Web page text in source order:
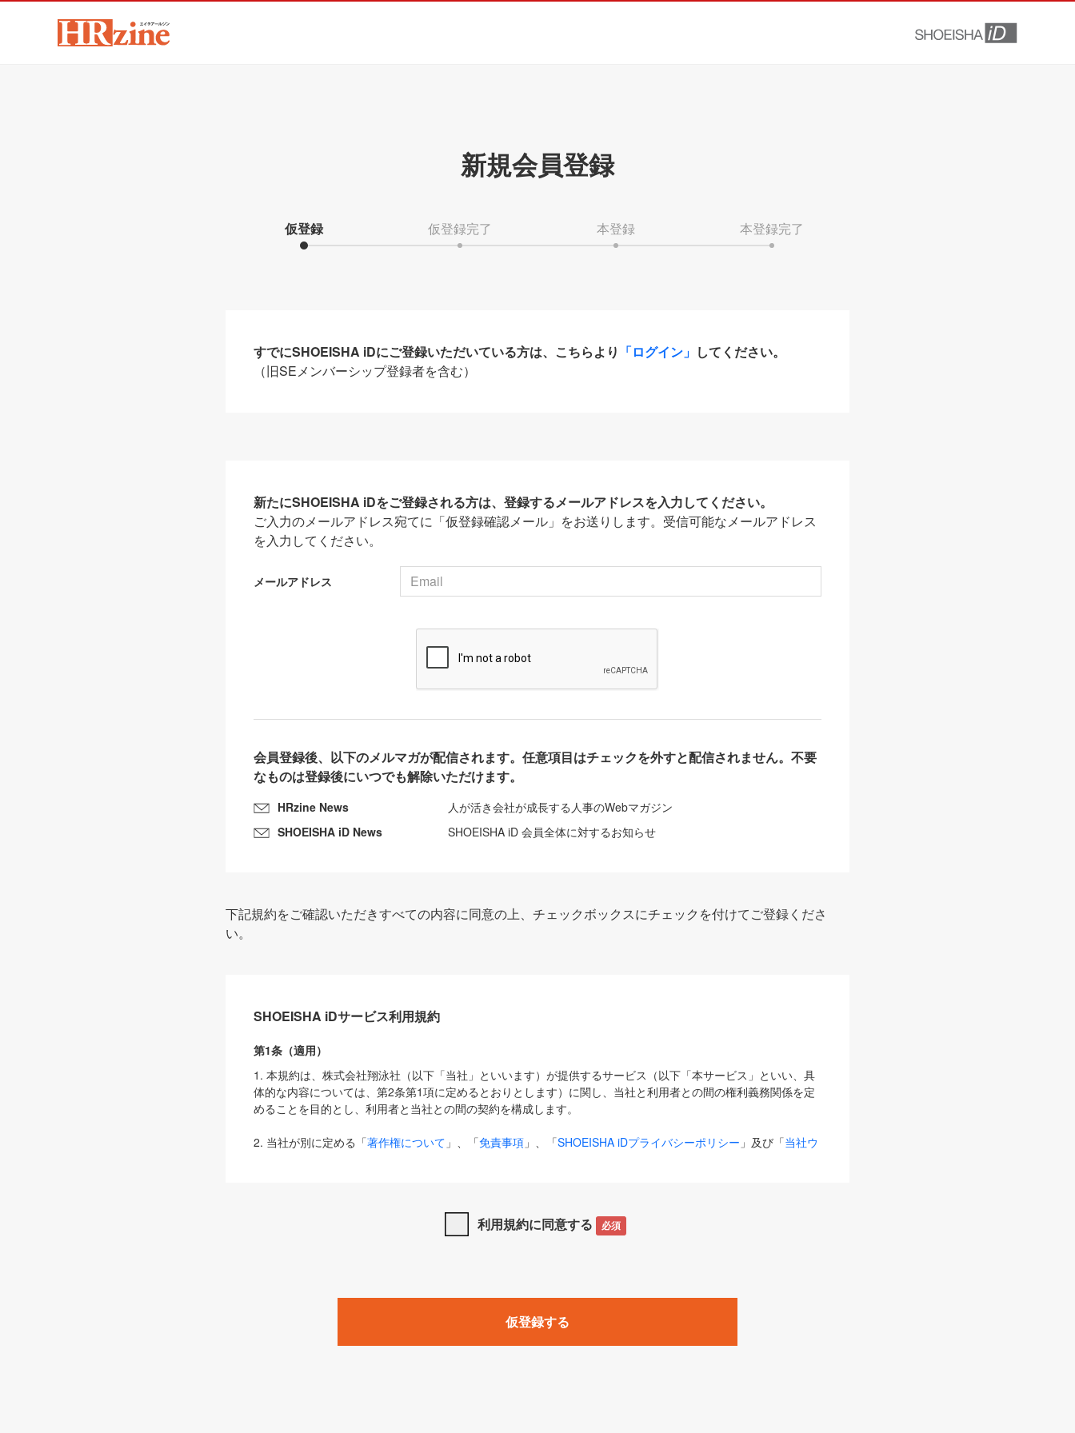
新規会員登録
仮登録 仮登録完了 本登録 本登録完了
すでにSHOEISHA iDにご登録いただいている方は、こちらより 「ログイン」 してください。
（旧SEメンバーシップ登録者を含む）
新たにSHOEISHA iDをご登録される方は、登録するメールアドレスを入力してください。
ご入力のメールアドレス宛てに「仮登録確認メール」をお送りします。受信可能なメールアドレス
を入力してください。
メールアドレス
会員登録後、以下のメルマガが配信されます。任意項目はチェックを外すと配信されません。不要
なものは登録後にいつでも解除いただけます。
HRzine News
人が活き会社が成長する人事のWebマガジン
SHOEISHA iD News
SHOEISHA iD 会員全体に対するお知らせ
下記規約をご確認いただきすべての内容に同意の上、チェックボックスにチェックを付けてご登録くださ
い。
SHOEISHA iDサービス利用規約
第1条（適用）
1. 本規約は、株式会社翔泳社（以下「当社」といいます）が提供するサービス（以下「本サービス」といい、具
体的な内容については、第2条第1項に定めるとおりとします）に関し、当社と利用者との間の権利義務関係を定
めることを目的とし、利用者と当社との間の契約を構成します。
2. 当社が別に定める「著作権について 」、「免責事項 」、「SHOEISHA iDプライバシーポリシー 」及び「当社ウ
は、本規約の規定が優先して適用されるものとします。
1. 「本サービス」とは、当社が提供する以下のサービス（名称や内容が変更された場合、変更後のサービスを含
みます）及びこれらサービスに関連して当社が実施するイベントやキャンペーンをいいます。
「SEBook」「SEShop」「CodeZine」「MarkeZine」「EnterpriseZine」「ECzine」「Biz/Zine」「HRzine」
利用規約に同意する 必須
仮登録する